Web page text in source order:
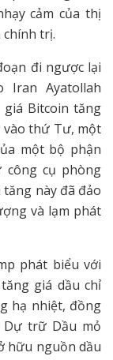
cảm của thị
trị.
đi ngược lại
Ayatollah
giá Bitcoin tăng
vào thứ Tư, một
một bộ phận
công cụ phòng
này đã đảo
và lạm phát
phát biểu với
giá dầu chỉ
hạ nhiệt, đồng
trữ Dầu mỏ
hữu nguồn dầu